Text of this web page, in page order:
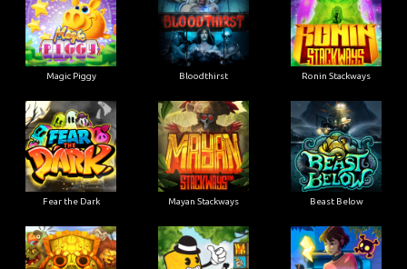
Magic Piggy Bloodthirst Ronin Stackways
Fear the Dark Mayan Stackways Beast Below